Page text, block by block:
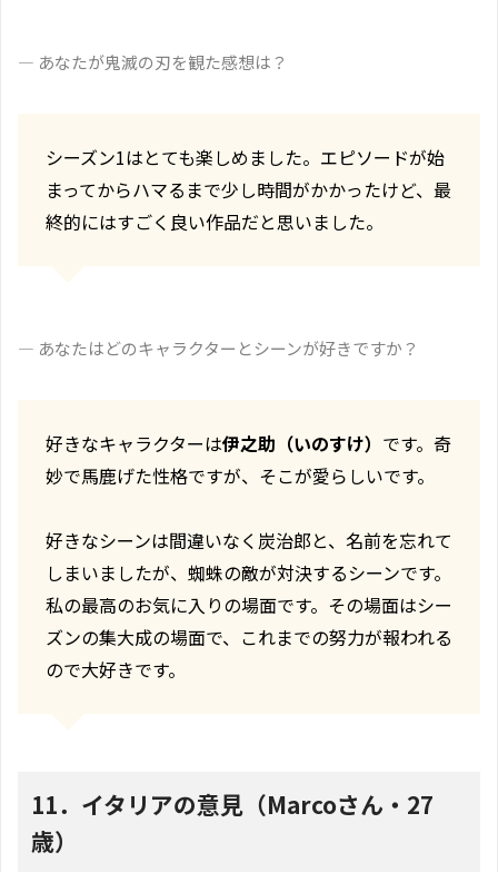
― あなたが鬼滅の刃を観た感想は？
シーズン1はとても楽しめました。エピソードが始
まってからハマるまで少し時間がかかったけど、最
終的にはすごく良い作品だと思いました。
― あなたはどのキャラクターとシーンが好きですか？
好きなキャラクターは伊之助（いのすけ） です。奇
妙で馬鹿げた性格ですが、そこが愛らしいです。
好きなシーンは間違いなく炭治郎と、名前を忘れて
しまいましたが、蜘蛛の敵が対決するシーンです。
私の最高のお気に入りの場面です。その場面はシー
ズンの集大成の場面で、これまでの努力が報われる
ので大好きです。
11．イタリアの意見（Marcoさん・27
歳）